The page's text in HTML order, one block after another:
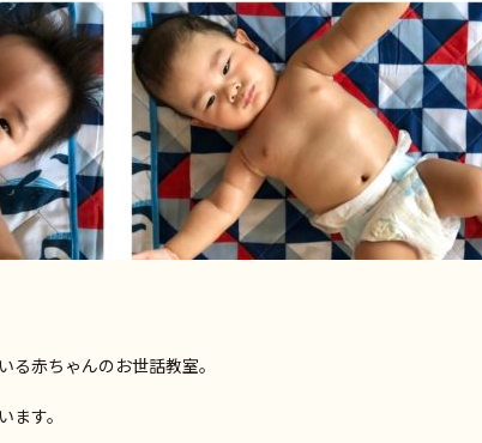
赤ちゃんのお世話教室。
す。